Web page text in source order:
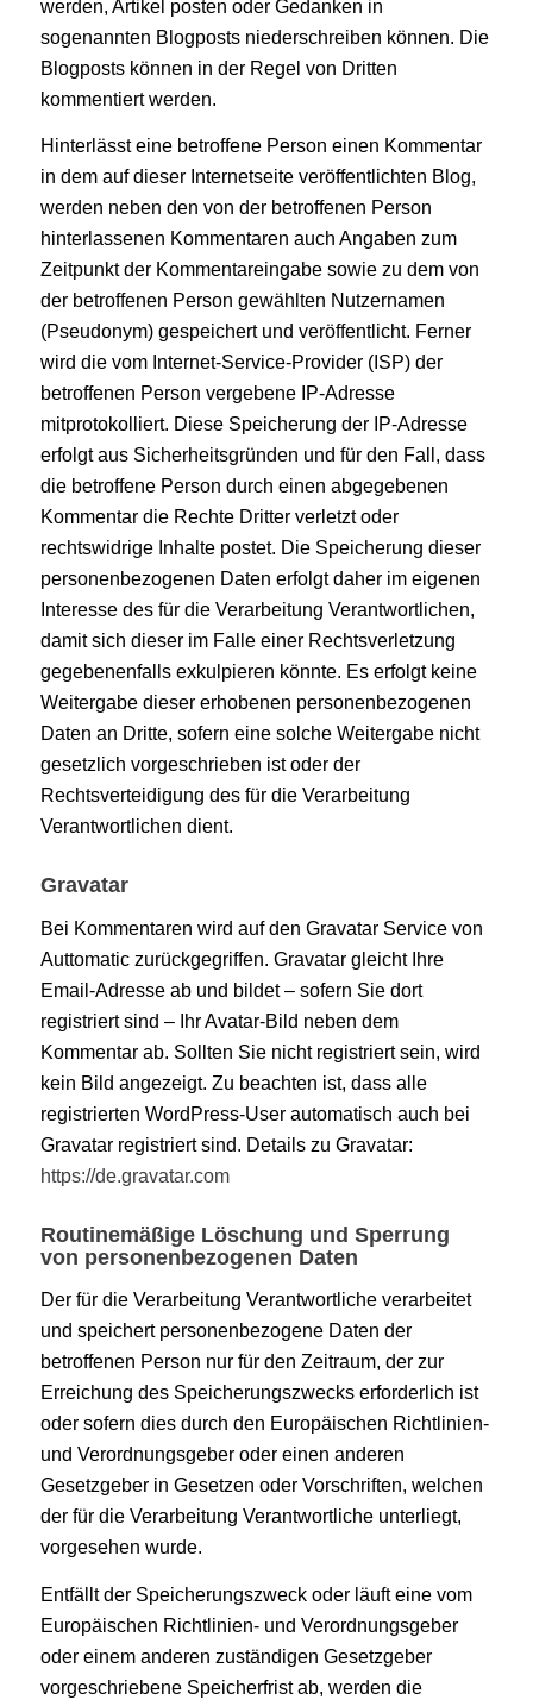
werden, Artikel posten oder Gedanken in
sogenannten Blogposts niederschreiben können. Die
Blogposts können in der Regel von Dritten
kommentiert werden.
Hinterlässt eine betroffene Person einen Kommentar
in dem auf dieser Internetseite veröffentlichten Blog,
werden neben den von der betroffenen Person
hinterlassenen Kommentaren auch Angaben zum
Zeitpunkt der Kommentareingabe sowie zu dem von
der betroffenen Person gewählten Nutzernamen
(Pseudonym) gespeichert und veröffentlicht. Ferner
wird die vom Internet-Service-Provider (ISP) der
betroffenen Person vergebene IP-Adresse
mitprotokolliert. Diese Speicherung der IP-Adresse
erfolgt aus Sicherheitsgründen und für den Fall, dass
die betroffene Person durch einen abgegebenen
Kommentar die Rechte Dritter verletzt oder
rechtswidrige Inhalte postet. Die Speicherung dieser
personenbezogenen Daten erfolgt daher im eigenen
Interesse des für die Verarbeitung Verantwortlichen,
damit sich dieser im Falle einer Rechtsverletzung
gegebenenfalls exkulpieren könnte. Es erfolgt keine
Weitergabe dieser erhobenen personenbezogenen
Daten an Dritte, sofern eine solche Weitergabe nicht
gesetzlich vorgeschrieben ist oder der
Rechtsverteidigung des für die Verarbeitung
Verantwortlichen dient.
Gravatar
Bei Kommentaren wird auf den Gravatar Service von
Auttomatic zurückgegriffen. Gravatar gleicht Ihre
Email-Adresse ab und bildet – sofern Sie dort
registriert sind – Ihr Avatar-Bild neben dem
Kommentar ab. Sollten Sie nicht registriert sein, wird
kein Bild angezeigt. Zu beachten ist, dass alle
registrierten WordPress-User automatisch auch bei
Gravatar registriert sind. Details zu Gravatar:
https://de.gravatar.com
Routinemäßige Löschung und Sperrung
von personenbezogenen Daten
Der für die Verarbeitung Verantwortliche verarbeitet
und speichert personenbezogene Daten der
betroffenen Person nur für den Zeitraum, der zur
Erreichung des Speicherungszwecks erforderlich ist
oder sofern dies durch den Europäischen Richtlinien-
und Verordnungsgeber oder einen anderen
Gesetzgeber in Gesetzen oder Vorschriften, welchen
der für die Verarbeitung Verantwortliche unterliegt,
vorgesehen wurde.
Entfällt der Speicherungszweck oder läuft eine vom
Europäischen Richtlinien- und Verordnungsgeber
oder einem anderen zuständigen Gesetzgeber
vorgeschriebene Speicherfrist ab, werden die